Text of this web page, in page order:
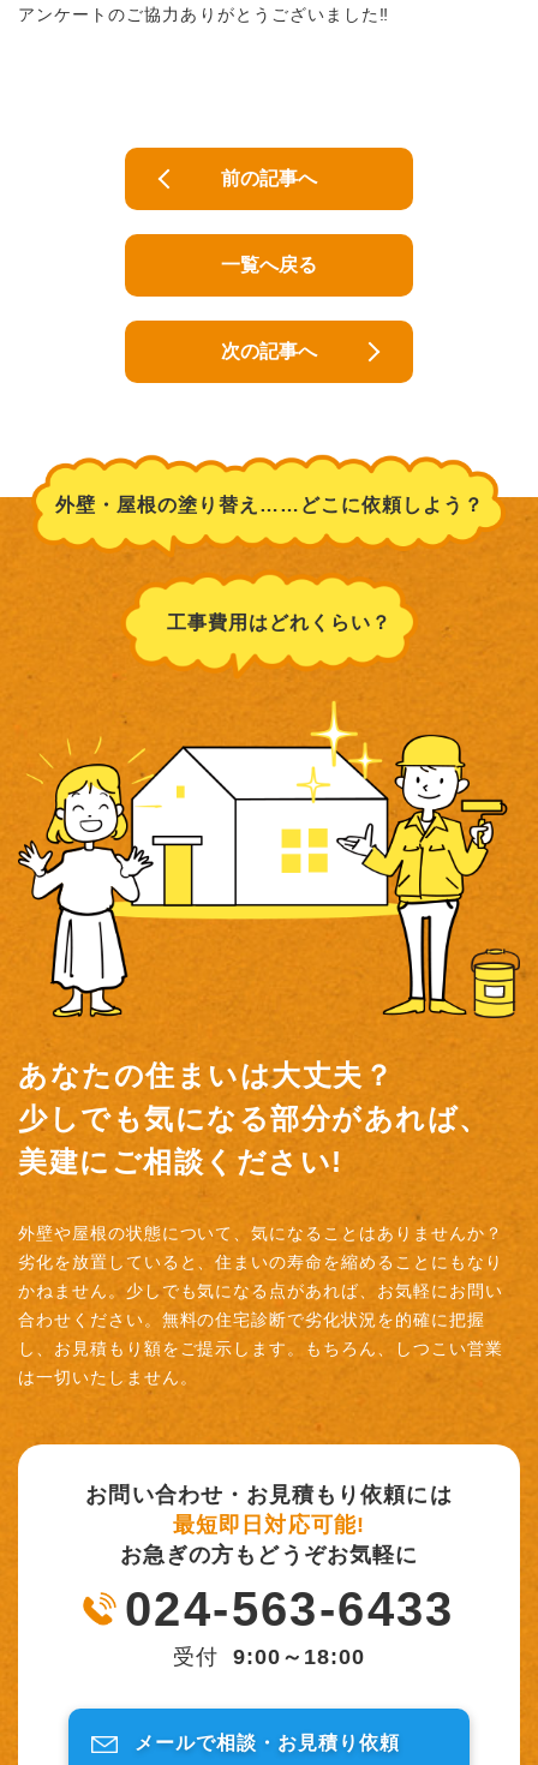
アンケートのご協力ありがとうございました‼︎
前の記事へ
一覧へ戻る
次の記事へ
外壁・屋根の塗り替え……どこに依頼しよう？
工事費用はどれくらい？
あなたの住まいは大丈夫？
少しでも気になる部分があれば、
美建にご相談ください!
外壁や屋根の状態について、気になることはありませんか？
劣化を放置していると、住まいの寿命を縮めることにもなり
かねません。少しでも気になる点があれば、お気軽にお問い
合わせください。無料の住宅診断で劣化状況を的確に把握
し、お見積もり額をご提示します。もちろん、しつこい営業
は一切いたしません。
お問い合わせ・お見積もり依頼には
最短即日対応可能!
お急ぎの方もどうぞお気軽に
024-563-6433
受付 9:00～18:00
メールで相談・ お見積り依頼